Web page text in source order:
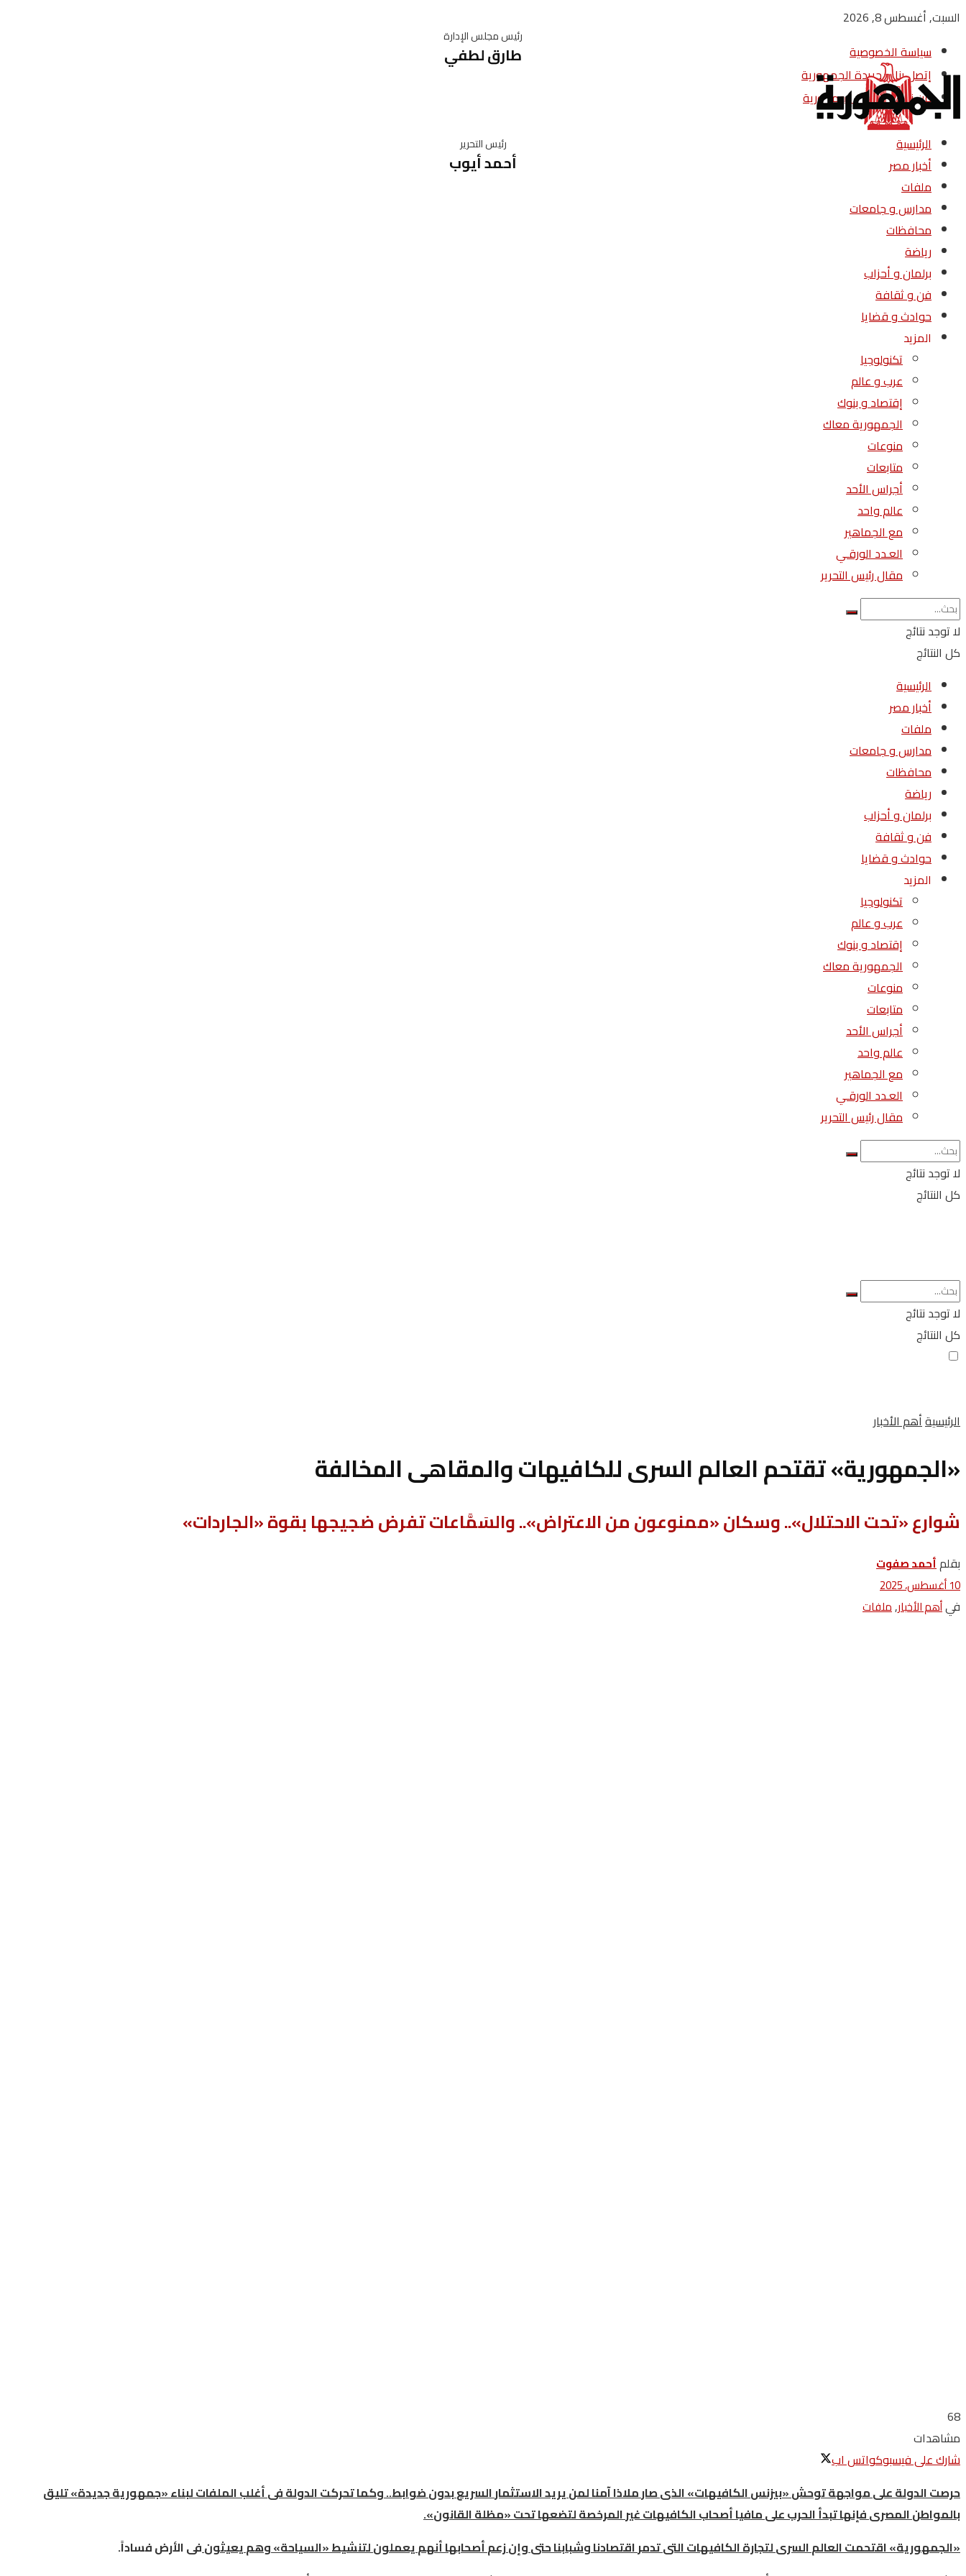
السبت, أغسطس 8, 2026
سياسة الخصوصية
إتصل بنا – جريدة الجمهورية
من نحن – جريدة الجمهورية
رئيس مجلس الإدارة
طارق لطفي
رئيس التحرير
أحمد أيوب
الرئيسية
أخبار مصر
ملفات
مدارس و جامعات
محافظات
رياضة
برلمان و أحزاب
فن و ثقافة
حوادث و قضايا
المزيد
تكنولوجيا
عرب و عالم
إقتصاد و بنوك
الجمهورية معاك
منوعات
متابعات
أجراس الأحد
عالم واحد
مع الجماهير
العـدد الورقـي
مقال رئيس التحرير
لا توجد نتائج
كل النتائج
الرئيسية
أخبار مصر
ملفات
مدارس و جامعات
محافظات
رياضة
برلمان و أحزاب
فن و ثقافة
حوادث و قضايا
المزيد
تكنولوجيا
عرب و عالم
إقتصاد و بنوك
الجمهورية معاك
منوعات
متابعات
أجراس الأحد
عالم واحد
مع الجماهير
العـدد الورقـي
مقال رئيس التحرير
لا توجد نتائج
كل النتائج
لا توجد نتائج
كل النتائج
الرئيسيةأهم الأخبار
«الجمهورية» تقتحم العالم السرى للكافيهات والمقاهى المخالفة
شوارع «تحت الاحتلال».. وسكان «ممنوعون من الاعتراض».. والسَمَّاعات تفرض ضجيجها بقوة «الجاردات»
بقلمأحمد صفوت
10 أغسطس، 2025
فيأهم الأخبار,ملفات
68
مشاهدات
شارك على فيسبوكواتس اب
حرصتالدولةعلىمواجهةتوحش«بيزنسالكافيهات»الذىصارملاذاآمنالمنيريدالاستثمارالسريعبدونضوابط..وكماتحركتالدولةفىأغلبالملفاتلبناء«جمهوريةجديدة»تليق
بالمواطنالمصرىفإنهاتبدأالحربعلىمافياأصحابالكافيهاتغيرالمرخصةلتضعهاتحت«مظلةالقانون».
«الجمهورية»اقتحمتالعالمالسرىلتجارةالكافيهاتالتىتدمراقتصادناوشبابناحتىوإنزعمأصحابهاأنهميعملونلتنشيط«السياحة»وهميعيثونفىالأرضفساداً.